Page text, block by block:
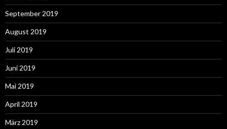
September 2019
August 2019
Juli 2019
Juni 2019
Mai 2019
April 2019
März 2019